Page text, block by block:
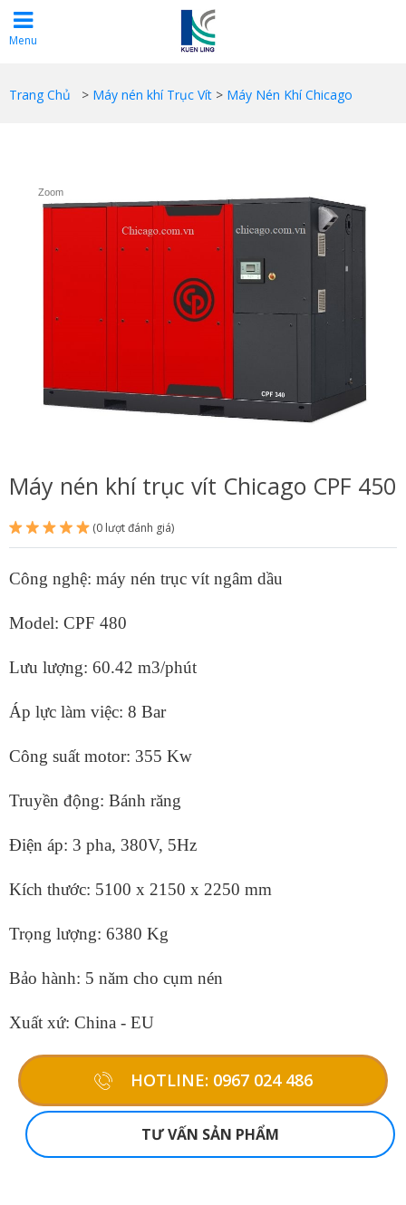
Menu
Trang Chủ > Máy nén khí Trục Vít > Máy Nén Khí Chicago
Zoom
Máy nén khí trục vít Chicago CPF 450
(0 lượt đánh giá)
Công nghệ: máy nén trục vít ngâm dầu
Model: CPF 480
Lưu lượng: 60.42 m3/phút
Áp lực làm việc: 8 Bar
Công suất motor: 355 Kw
Truyền động: Bánh răng
Điện áp: 3 pha, 380V, 5Hz
Kích thước: 5100 x 2150 x 2250 mm
Trọng lượng: 6380 Kg
Bảo hành: 5 năm cho cụm nén
Xuất xứ: China - EU
HOTLINE: 0967 024 486
TƯ VẤN SẢN PHẨM